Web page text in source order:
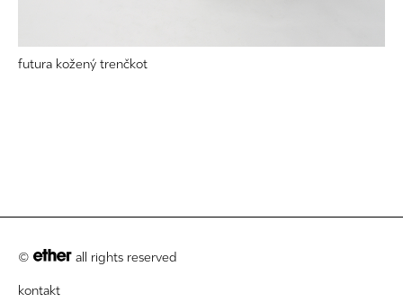
futura kožený trenčkot
© all rights reserved
kontakt